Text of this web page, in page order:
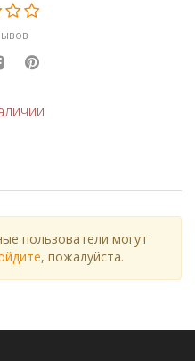
пользователи могут
, пожалуйста.